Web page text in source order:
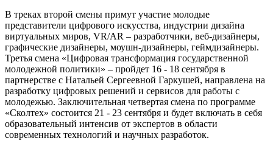
В треках второй смены примут участие молодые
представители цифрового искусства, индустрии дизайна
виртуальных миров, VR/AR – разработчики, веб-дизайнеры,
графические дизайнеры, моушн-дизайнеры, геймдизайнеры.
Третья смена «Цифровая трансформация государственной
молодежной политики» – пройдет 16 - 18 сентября в
партнерстве с Натальей Сергеевной Гаркушей, направлена на
разработку цифровых решений и сервисов для работы с
молодежью. Заключительная четвертая смена по программе
«Сколтех» состоится 21 - 23 сентября и будет включать в себя
образовательный интенсив от экспертов в области
современных технологий и научных разработок.